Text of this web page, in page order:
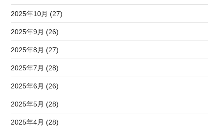
2025年10月 (27)
2025年9月 (26)
2025年8月 (27)
2025年7月 (28)
2025年6月 (26)
2025年5月 (28)
2025年4月 (28)